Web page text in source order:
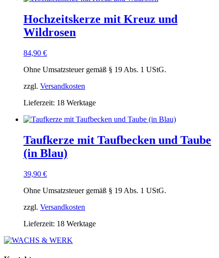
Hochzeitskerze mit Kreuz und
Wildrosen
84,90 €
Ohne Umsatzsteuer gemäß § 19 Abs. 1 UStG.
zzgl. Versandkosten
Lieferzeit: 18 Werktage
Taufkerze mit Taufbecken und Taube
(in Blau)
39,90 €
Ohne Umsatzsteuer gemäß § 19 Abs. 1 UStG.
zzgl. Versandkosten
Lieferzeit: 18 Werktage